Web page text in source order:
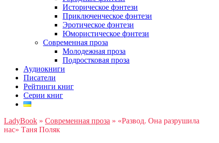
Историческое фэнтези
Приключенческое фэнтези
Эротическое фэнтези
Юмористическое фэнтези
Современная проза
Молодежная проза
Подростковая проза
Аудиокниги
Писатели
Рейтинги книг
Серии книг
LadyBook » Современная проза » «Развод. Она разрушила
нас» Таня Поляк